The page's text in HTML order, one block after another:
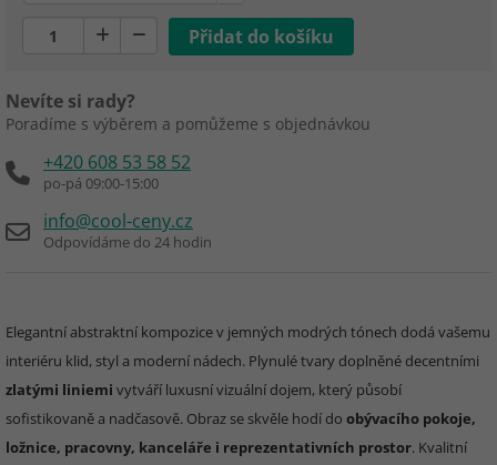
Nevíte si rady?
Poradíme s výběrem a pomůžeme s objednávkou
+420 608 53 58 52
po-pá 09:00-15:00
info@cool-ceny.cz
Odpovídáme do 24 hodin
Elegantní abstraktní kompozice v jemných modrých tónech dodá vašemu
interiéru klid, styl a moderní nádech. Plynulé tvary doplněné decentními
zlatými liniemi vytváří luxusní vizuální dojem, který působí
sofistikovaně a nadčasově. Obraz se skvěle hodí do obývacího pokoje,
ložnice, pracovny, kanceláře i reprezentativních prostor. Kvalitní